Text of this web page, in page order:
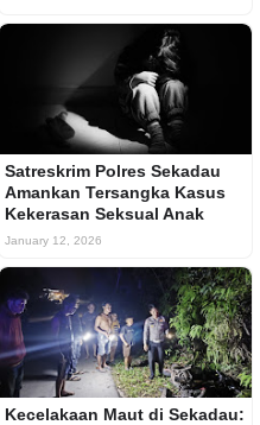
Satreskrim Polres Sekadau
Amankan Tersangka Kasus
Kekerasan Seksual Anak
January 12, 2026
Kecelakaan Maut di Sekadau: